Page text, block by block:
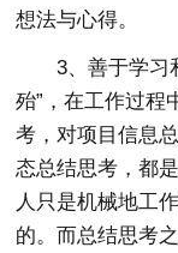
想法与心得。
3、善于学习和
殆”，在工作过程
考，对项目信息
态总结思考，都
人只是机械地工
的。而总结思考